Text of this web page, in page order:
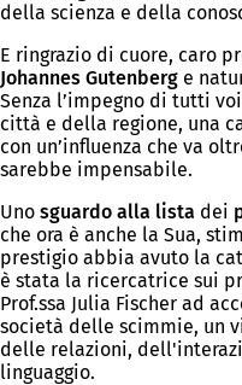
della scienza e della
E ringrazio di cuore, caro
Johannes Gutenberg e
Senza l’impegno di tutti
città e della regione, una
con un’influenza che va
sarebbe impensabile.
Uno sguardo alla lista dei
che ora è anche la Sua,
prestigio abbia avuto la
è stata la ricercatrice sui
Prof.ssa Julia Fischer ad
società delle scimmie, un
delle relazioni,
linguaggio.